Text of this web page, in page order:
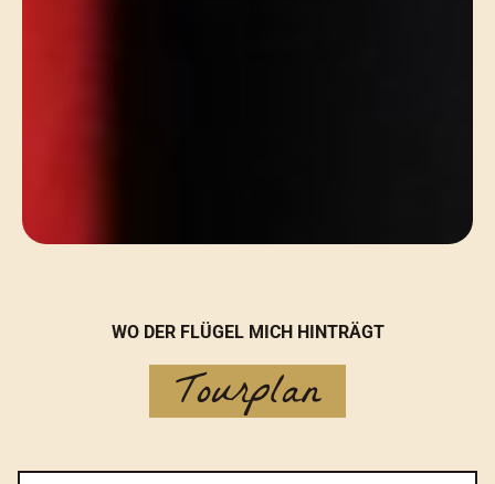
WO DER FLÜGEL MICH HINTRÄGT
Tourplan